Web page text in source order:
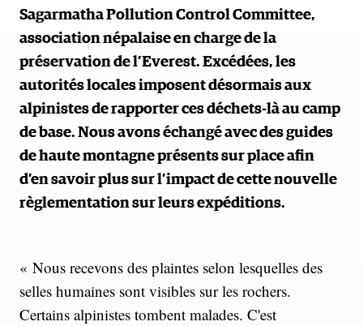
Sagarmatha Pollution Control Committee,
association népalaise en charge de la
préservation de l’Everest. Excédées, les
autorités locales imposent désormais aux
alpinistes de rapporter ces déchets-là au camp
de base. Nous avons échangé avec des guides
de haute montagne présents sur place afin
d’en savoir plus sur l’impact de cette nouvelle
règlementation sur leurs expéditions.
« Nous recevons des plaintes selon lesquelles des
selles humaines sont visibles sur les rochers.
Certains alpinistes tombent malades. C'est